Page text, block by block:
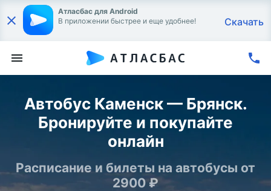
Атласбас для Android
В приложении быстрее и еще удобнее!
Скачать
Автобус Каменск — Брянск.
Бронируйте и покупайте
онлайн
Расписание и билеты на автобусы от
2900 ₽